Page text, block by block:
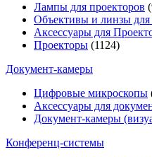
Лампы для проекторов
Объективы и линзы для
Аксессуары для
Проекторы (1124)
Документ-камеры
Цифровые микроскопы
Аксессуары для
Документ-камеры
Конференц-системы